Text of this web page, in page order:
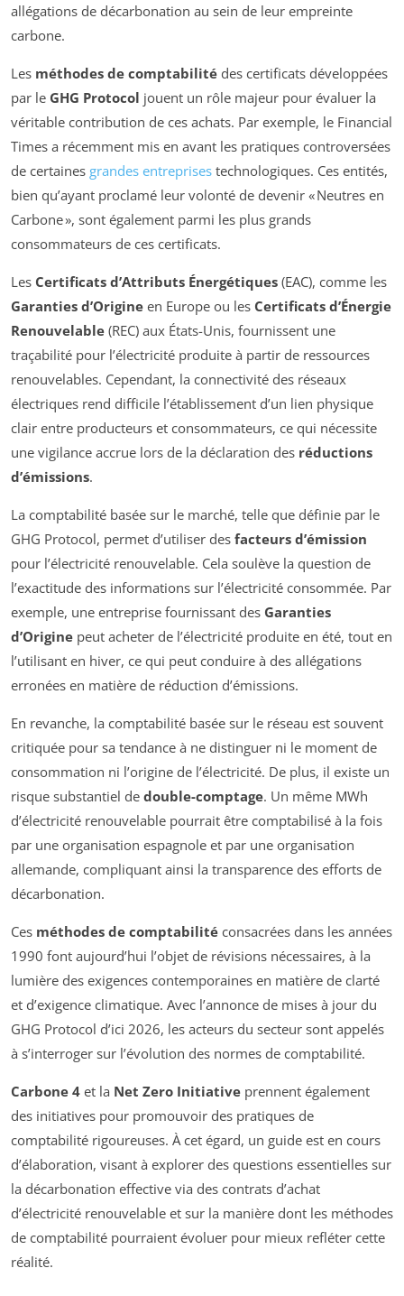
allégations de décarbonation au sein de leur empreinte
carbone.
Les méthodes de comptabilité des certificats développées
par le GHG Protocol jouent un rôle majeur pour évaluer la
véritable contribution de ces achats. Par exemple, le Financial
Times a récemment mis en avant les pratiques controversées
de certaines grandes entreprises technologiques. Ces entités,
bien qu’ayant proclamé leur volonté de devenir « Neutres en
Carbone », sont également parmi les plus grands
consommateurs de ces certificats.
Les Certificats d’Attributs Énergétiques (EAC), comme les
Garanties d’Origine en Europe ou les Certificats d’Énergie
Renouvelable (REC) aux États-Unis, fournissent une
traçabilité pour l’électricité produite à partir de ressources
renouvelables. Cependant, la connectivité des réseaux
électriques rend difficile l’établissement d’un lien physique
clair entre producteurs et consommateurs, ce qui nécessite
une vigilance accrue lors de la déclaration des réductions
d’émissions.
La comptabilité basée sur le marché, telle que définie par le
GHG Protocol, permet d’utiliser des facteurs d’émission
pour l’électricité renouvelable. Cela soulève la question de
l’exactitude des informations sur l’électricité consommée. Par
exemple, une entreprise fournissant des Garanties
d’Origine peut acheter de l’électricité produite en été, tout en
l’utilisant en hiver, ce qui peut conduire à des allégations
erronées en matière de réduction d’émissions.
En revanche, la comptabilité basée sur le réseau est souvent
critiquée pour sa tendance à ne distinguer ni le moment de
consommation ni l’origine de l’électricité. De plus, il existe un
risque substantiel de double-comptage. Un même MWh
d’électricité renouvelable pourrait être comptabilisé à la fois
par une organisation espagnole et par une organisation
allemande, compliquant ainsi la transparence des efforts de
décarbonation.
Ces méthodes de comptabilité consacrées dans les années
1990 font aujourd’hui l’objet de révisions nécessaires, à la
lumière des exigences contemporaines en matière de clarté
et d’exigence climatique. Avec l’annonce de mises à jour du
GHG Protocol d’ici 2026, les acteurs du secteur sont appelés
à s’interroger sur l’évolution des normes de comptabilité.
Carbone 4 et la Net Zero Initiative prennent également
des initiatives pour promouvoir des pratiques de
comptabilité rigoureuses. À cet égard, un guide est en cours
d’élaboration, visant à explorer des questions essentielles sur
la décarbonation effective via des contrats d’achat
d’électricité renouvelable et sur la manière dont les méthodes
de comptabilité pourraient évoluer pour mieux refléter cette
réalité.